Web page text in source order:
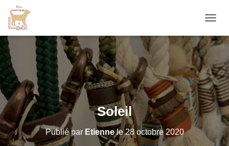
É
P
E
R
L
A
N
I
Soleil
Publié par Etiennele28 octobre 2020